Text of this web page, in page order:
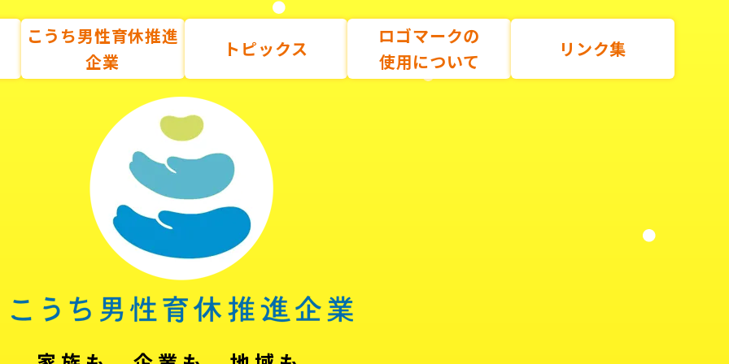
こうち男性育休推進
企業
トピックス
ロゴマークの
使用について
リンク集